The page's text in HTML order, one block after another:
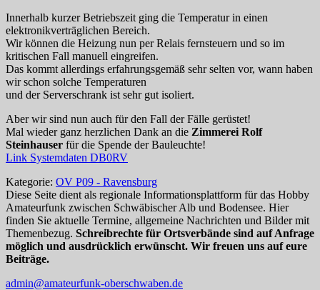
Innerhalb kurzer Betriebszeit ging die Temperatur in einen
elektronikverträglichen Bereich.
Wir können die Heizung nun per Relais fernsteuern und so im
kritischen Fall manuell eingreifen.
Das kommt allerdings erfahrungsgemäß sehr selten vor, wann haben
wir schon solche Temperaturen
und der Serverschrank ist sehr gut isoliert.
Aber wir sind nun auch für den Fall der Fälle gerüstet!
Mal wieder ganz herzlichen Dank an die Zimmerei Rolf
Steinhauser für die Spende der Bauleuchte!
Link Systemdaten DB0RV
Kategorie: OV P09 - Ravensburg
Diese Seite dient als regionale Informationsplattform für das Hobby
Amateurfunk zwischen Schwäbischer Alb und Bodensee. Hier
finden Sie aktuelle Termine, allgemeine Nachrichten und Bilder mit
Themenbezug. Schreibrechte für Ortsverbände sind auf Anfrage
möglich und ausdrücklich erwünscht. Wir freuen uns auf eure
Beiträge.
admin@amateurfunk-oberschwaben.de